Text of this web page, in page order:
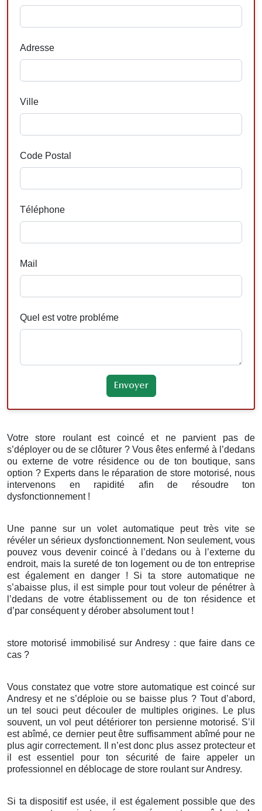
Adresse
Ville
Code Postal
Téléphone
Mail
Quel est votre probléme
Votre store roulant est coincé et ne parvient pas de
s’déployer ou de se clôturer ? Vous êtes enfermé à l’dedans
ou externe de votre résidence ou de ton boutique, sans
option ? Experts dans le réparation de store motorisé, nous
intervenons en rapidité afin de résoudre ton
dysfonctionnement !
Une panne sur un volet automatique peut très vite se
révéler un sérieux dysfonctionnement. Non seulement, vous
pouvez vous devenir coincé à l’dedans ou à l’externe du
endroit, mais la sureté de ton logement ou de ton entreprise
est également en danger ! Si ta store automatique ne
s’abaisse plus, il est simple pour tout voleur de pénétrer à
l’dedans de votre établissement ou de ton résidence et
d’par conséquent y dérober absolument tout !
store motorisé immobilisé sur Andresy : que faire dans ce
cas ?
Vous constatez que votre store automatique est coincé sur
Andresy et ne s’déploie ou se baisse plus ? Tout d’abord,
un tel souci peut découler de multiples origines. Le plus
souvent, un vol peut détériorer ton persienne motorisé. S’il
est abîmé, ce dernier peut être suffisamment abîmé pour ne
plus agir correctement. Il n’est donc plus assez protecteur et
il est essentiel pour ton sécurité de faire appeler un
professionnel en déblocage de store roulant sur Andresy.
Si ta dispositif est usée, il est également possible que des